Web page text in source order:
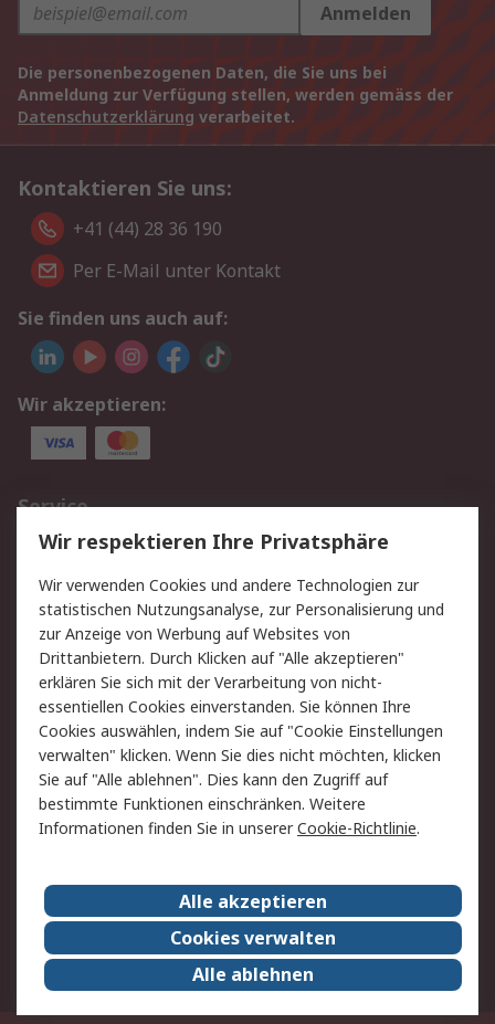
Anmelden
Die personenbezogenen Daten, die Sie uns bei
Anmeldung zur Verfügung stellen, werden gemäss der
Datenschutzerklärung verarbeitet.
Kontaktieren Sie uns:
+41 (44) 28 36 190
Per E-Mail unter Kontakt
Sie finden uns auch auf:
Wir akzeptieren:
Service
Value Added Services
Lieferlösungen
Rücksendungen
Kontakt
Hilfe
Rechtliches
AGB
Datenschutz
Cookie-Richtlinie
Zahlungsbedingungen
Copyright/Impressum
Über RS
Karriere bei RS
Nachhaltigkeit
Qualität/Umwelt/ZertifikatePresse-Center
Event-Center
Wir respektieren Ihre Privatsphäre
Wir verwenden Cookies und andere Technologien zur
statistischen Nutzungsanalyse, zur Personalisierung und
zur Anzeige von Werbung auf Websites von
Drittanbietern. Durch Klicken auf "Alle akzeptieren"
erklären Sie sich mit der Verarbeitung von nicht-
essentiellen Cookies einverstanden. Sie können Ihre
Cookies auswählen, indem Sie auf "Cookie Einstellungen
verwalten" klicken. Wenn Sie dies nicht möchten, klicken
Sie auf "Alle ablehnen". Dies kann den Zugriff auf
bestimmte Funktionen einschränken. Weitere
Informationen finden Sie in unsererCookie-Richtlinie.
Alle akzeptieren
Cookies verwalten
Alle ablehnen